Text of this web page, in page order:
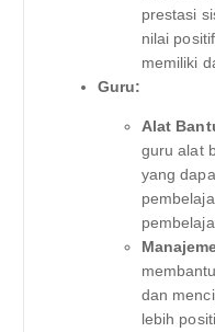
prestasi
nilai
memiliki
Guru:
Alat
guru alat
yang
dan
lebih